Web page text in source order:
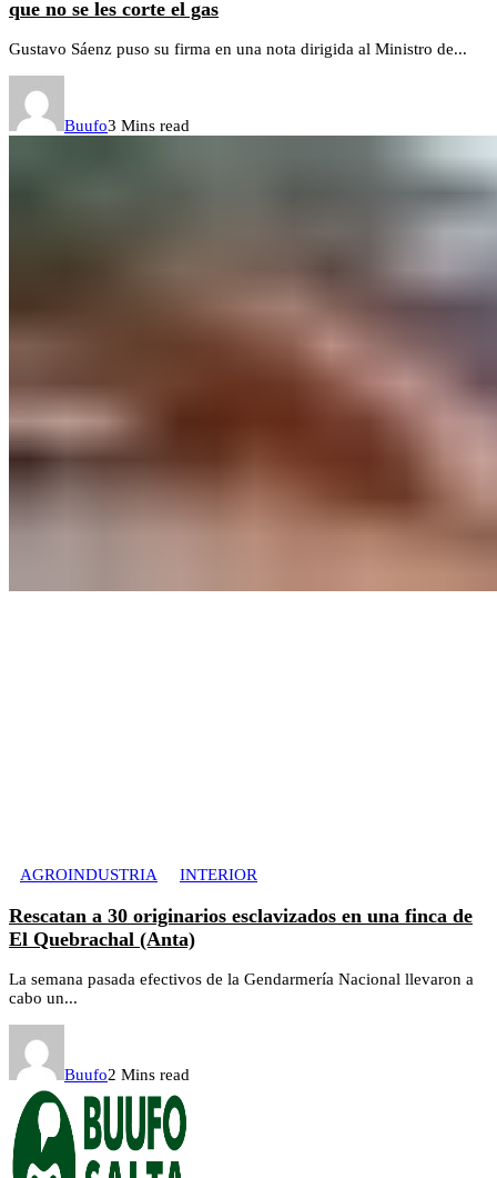
que no se les corte el gas
Gustavo Sáenz puso su firma en una nota dirigida al Ministro de...
Buufo3 Mins read
AGROINDUSTRIA INTERIOR
Rescatan a 30 originarios esclavizados en una finca de
El Quebrachal (Anta)
La semana pasada efectivos de la Gendarmería Nacional llevaron a
cabo un...
Buufo2 Mins read